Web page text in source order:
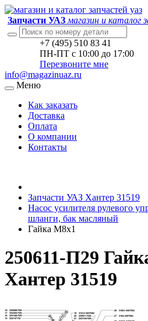
Запчасти УАЗ магазин и каталог
+7 (495) 510 83 41
ПН-ПТ с 10:00 до 17:00
Перезвоните мне
info@magazinuaz.ru
Меню
Как заказать
Доставка
Оплата
О компании
Контакты
Запчасти УАЗ Хантер 31519
Насос усилителя рулевого
шланги, бак масляный
Гайка М8х1
250611-П29
Хантер 31519